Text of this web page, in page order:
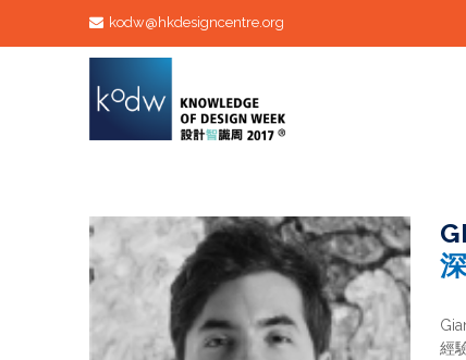
kodw@hkdesigncentre.org
經